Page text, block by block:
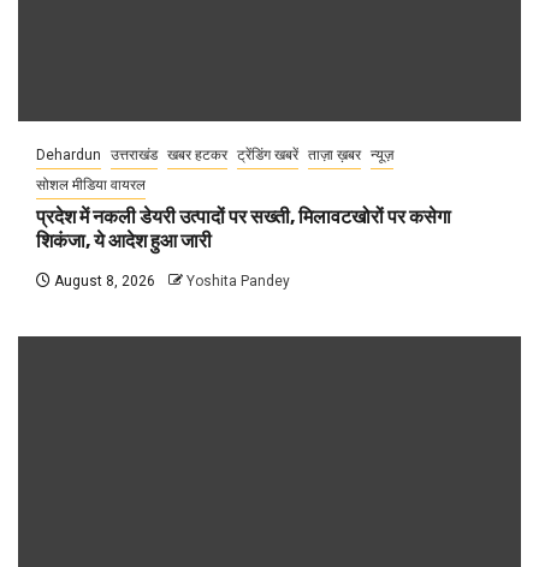
Dehardun उत्तराखंड खबर हटकर ट्रेंडिंग खबरें ताज़ा ख़बर न्यूज़
सोशल मीडिया वायरल
प्रदेश में नकली डेयरी उत्पादों पर सख्ती, मिलावटखोरों पर कसेगा
शिकंजा, ये आदेश हुआ जारी
August 8, 2026 Yoshita Pandey